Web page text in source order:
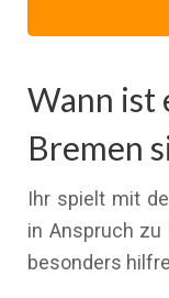
Wann ist
Bremen
Ihr spielt mit
in Anspruch zu
besonders